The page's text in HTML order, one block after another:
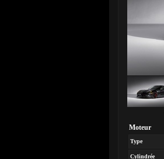
Moteur
Type
Cylindrée